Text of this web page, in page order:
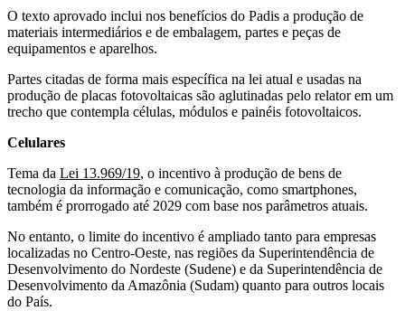
O texto aprovado inclui nos benefícios do Padis a produção de
materiais intermediários e de embalagem, partes e peças de
equipamentos e aparelhos.
Partes citadas de forma mais específica na lei atual e usadas na
produção de placas fotovoltaicas são aglutinadas pelo relator em um
trecho que contempla células, módulos e painéis fotovoltaicos.
Celulares
Tema da Lei 13.969/19, o incentivo à produção de bens de
tecnologia da informação e comunicação, como smartphones,
também é prorrogado até 2029 com base nos parâmetros atuais.
No entanto, o limite do incentivo é ampliado tanto para empresas
localizadas no Centro-Oeste, nas regiões da Superintendência de
Desenvolvimento do Nordeste (Sudene) e da Superintendência de
Desenvolvimento da Amazônia (Sudam) quanto para outros locais
do País.